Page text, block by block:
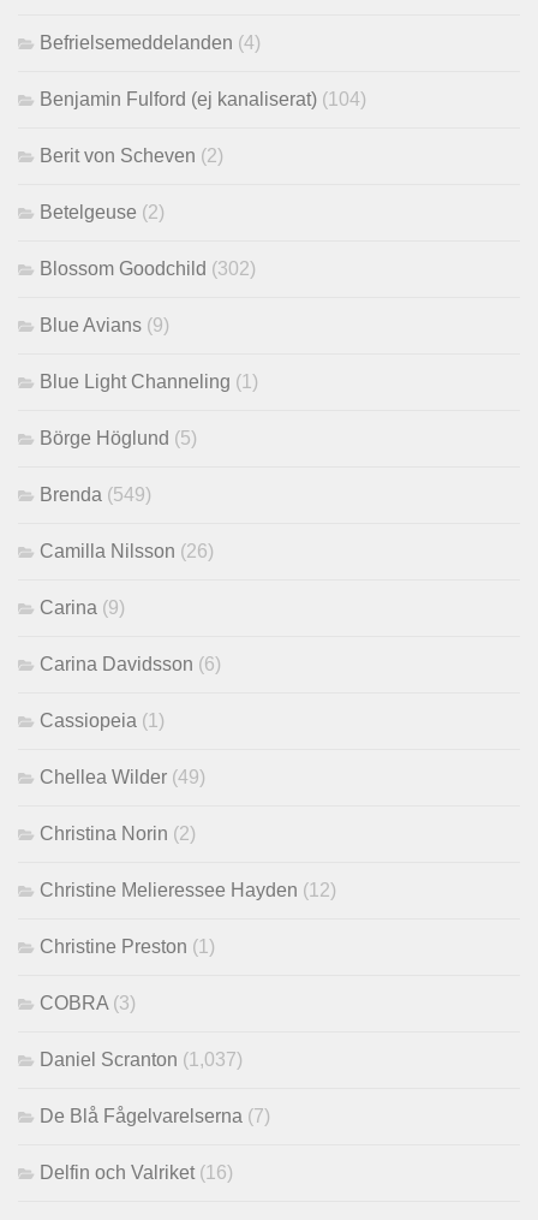
Befrielsemeddelanden (4)
Benjamin Fulford (ej kanaliserat) (104)
Berit von Scheven (2)
Betelgeuse (2)
Blossom Goodchild (302)
Blue Avians (9)
Blue Light Channeling (1)
Börge Höglund (5)
Brenda (549)
Camilla Nilsson (26)
Carina (9)
Carina Davidsson (6)
Cassiopeia (1)
Chellea Wilder (49)
Christina Norin (2)
Christine Melieressee Hayden (12)
Christine Preston (1)
COBRA(3)
Daniel Scranton (1,037)
De Blå Fågelvarelserna (7)
Delfin och Valriket(16)